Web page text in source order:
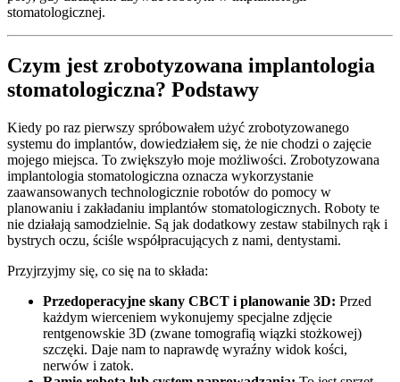
stomatologicznej.
Czym jest zrobotyzowana implantologia
stomatologiczna? Podstawy
Kiedy po raz pierwszy spróbowałem użyć zrobotyzowanego
systemu do implantów, dowiedziałem się, że nie chodzi o zajęcie
mojego miejsca. To zwiększyło moje możliwości. Zrobotyzowana
implantologia stomatologiczna oznacza wykorzystanie
zaawansowanych technologicznie robotów do pomocy w
planowaniu i zakładaniu implantów stomatologicznych. Roboty te
nie działają samodzielnie. Są jak dodatkowy zestaw stabilnych rąk i
bystrych oczu, ściśle współpracujących z nami, dentystami.
Przyjrzyjmy się, co się na to składa:
Przedoperacyjne skany CBCT i planowanie 3D: Przed
każdym wierceniem wykonujemy specjalne zdjęcie
rentgenowskie 3D (zwane tomografią wiązki stożkowej)
szczęki. Daje nam to naprawdę wyraźny widok kości,
nerwów i zatok.